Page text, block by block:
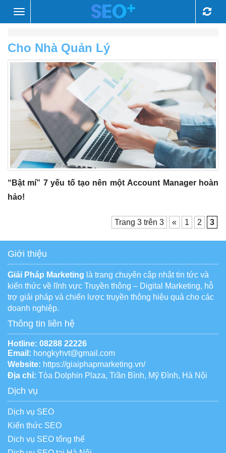
navigation
Cho Nhà Quản Lý
“Bật mí” 7 yếu tố tạo nên một Account Manager hoàn
hảo!
Trang 3 trên 3 « 1 2 3
Giới thiệu
Giải Pháp Marketing là trang chuyên cập nhật tin tức và
kiến thức về lĩnh vực Truyền thông – Digital Marketing, hỗ
trợ giải pháp và chiến lược truyền thông hiệu quả cho các
doanh nghiệp.
Thông tin liên hệ
Hotline: 08288 22226
Email: hongkyhvt@gmail.com
Website: https://giaiphapmarketing.vn/
Địa chỉ: Tòa Dolphin Plaza, Trần Bình, Mỹ Đình, Hà Nội
Dịch vụ
Dịch vụ SEO
Kiến thức SEO
Dịch vụ SEO tổng thể